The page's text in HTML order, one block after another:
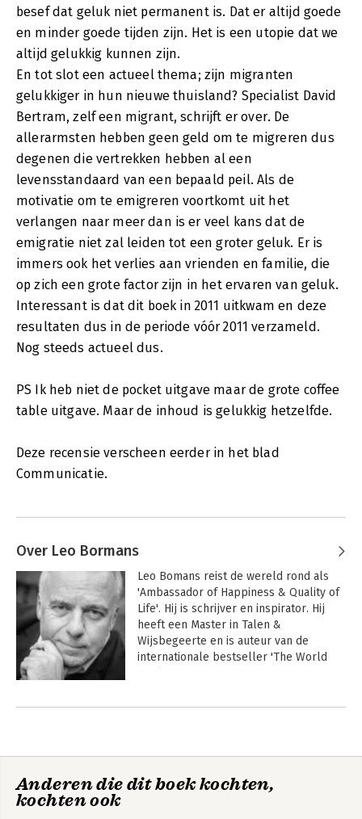
besef dat geluk niet permanent is. Dat er altijd goede
en minder goede tijden zijn. Het is een utopie dat we
altijd gelukkig kunnen zijn.
En tot slot een actueel thema; zijn migranten
gelukkiger in hun nieuwe thuisland? Specialist David
Bertram, zelf een migrant, schrijft er over. De
allerarmsten hebben geen geld om te migreren dus
degenen die vertrekken hebben al een
levensstandaard van een bepaald peil. Als de
motivatie om te emigreren voortkomt uit het
verlangen naar meer dan is er veel kans dat de
emigratie niet zal leiden tot een groter geluk. Er is
immers ook het verlies aan vrienden en familie, die
op zich een grote factor zijn in het ervaren van geluk.
Interessant is dat dit boek in 2011 uitkwam en deze
resultaten dus in de periode vóór 2011 verzameld.
Nog steeds actueel dus.
PS Ik heb niet de pocket uitgave maar de grote coffee
table uitgave. Maar de inhoud is gelukkig hetzelfde.
Deze recensie verscheen eerder in het blad
Communicatie.
Over Leo Bormans
Leo Bomans reist de wereld rond als
'Ambassador of Happiness & Quality of
Life'. Hij is schrijver en inspirator. Hij
heeft een Master in Talen &
Wijsbegeerte en is auteur van de
internationale bestseller 'The World
Andere boeken door Leo Bormans
Anderen die dit boek kochten,
kochten ook